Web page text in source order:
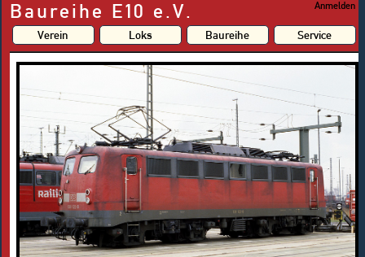
Baureihe E10 e.V. Anmelden
Verein Loks Baureihe Service